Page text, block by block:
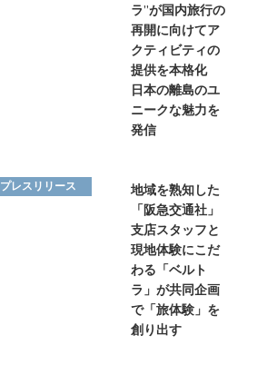
ラ”が国内旅行の
再開に向けてア
クティビティの
提供を本格化
日本の離島のユ
ニークな魅力を
発信
プレスリリース
地域を熟知した
「阪急交通社」
支店スタッフと
現地体験にこだ
わる「ベルト
ラ」が共同企画
で「旅体験」を
創り出す